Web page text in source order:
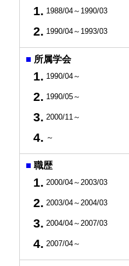
1. 1988/04～1990/03
2. 1990/04～1993/03
■ 所属学会
1. 1990/04～
2. 1990/05～
3. 2000/11～
4. ～
■ 職歴
1. 2000/04～2003/03
2. 2003/04～2004/03
3. 2004/04～2007/03
4. 2007/04～